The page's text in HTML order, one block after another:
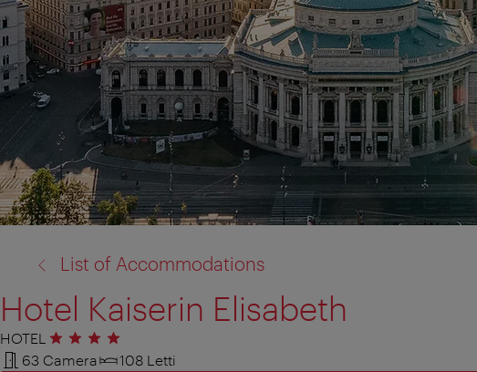
List of Accommodations
Hotel Kaiserin Elisabeth
HOTEL 4 stelle
63 Camera
108 Letti